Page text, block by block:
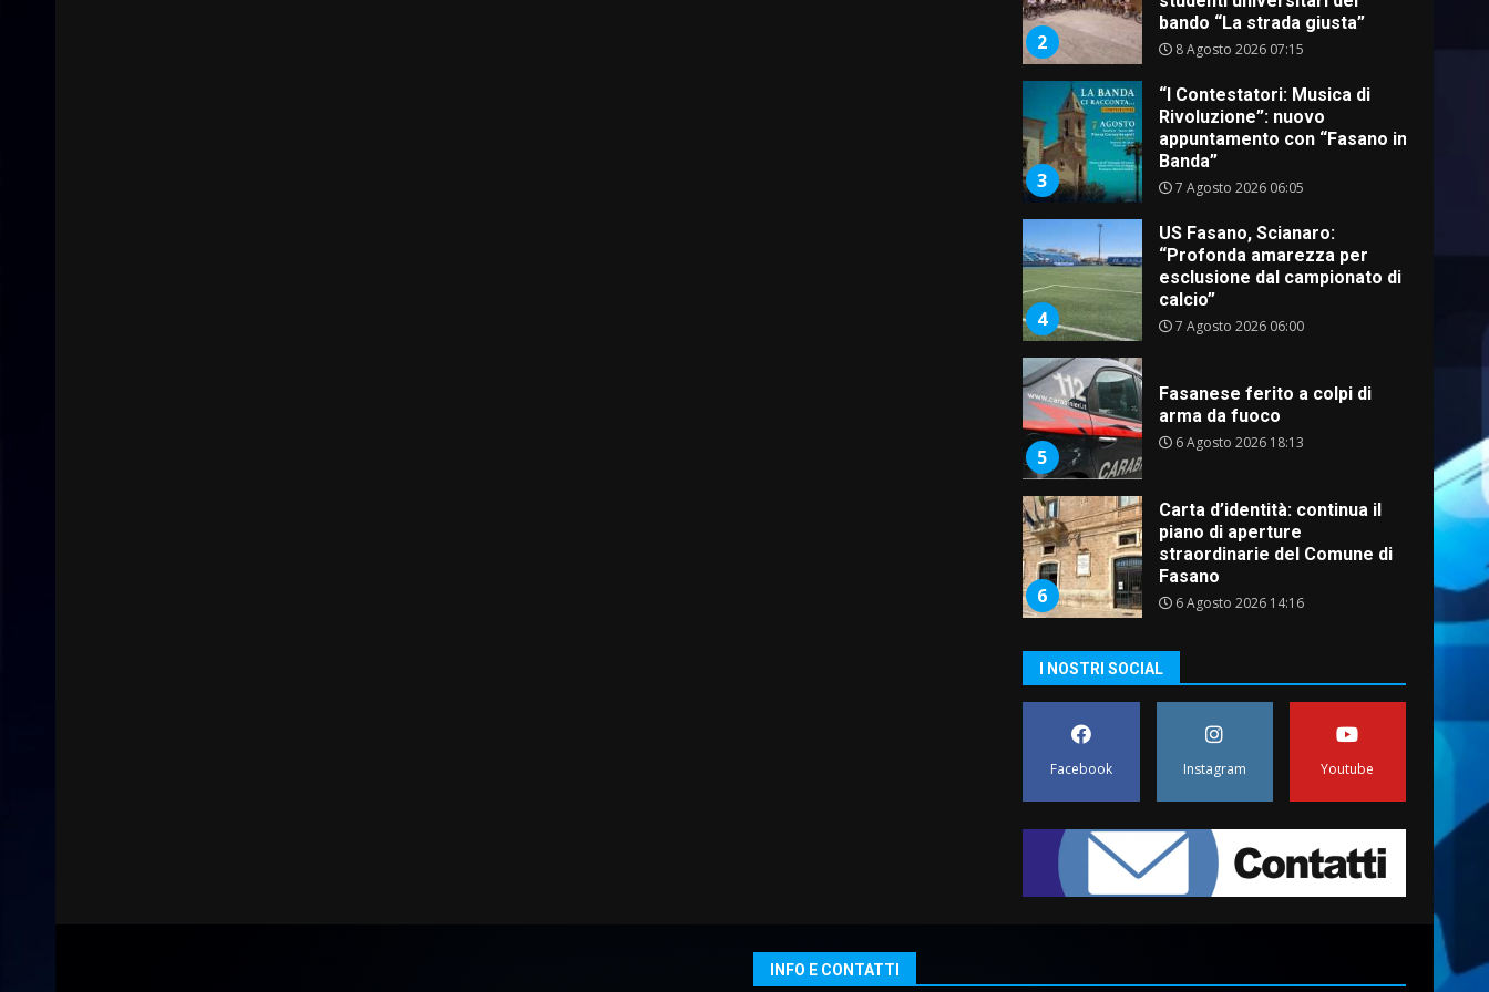
2
bando “La strada giusta”
8 Agosto 2026 07:15
3
“I Contestatori: Musica di
Rivoluzione”: nuovo
appuntamento con “Fasano in
Banda”
7 Agosto 2026 06:05
4
US Fasano, Scianaro:
“Profonda amarezza per
esclusione dal campionato di
calcio”
7 Agosto 2026 06:00
5
Fasanese ferito a colpi di
arma da fuoco
6 Agosto 2026 18:13
6
Carta d’identità: continua il
piano di aperture
straordinarie del Comune di
Fasano
6 Agosto 2026 14:16
Grazia Neglia, coordinatrice
cittadina di Fratelli d’Italia,
6 Agosto 2026 08:00
Savelletri in festa, domani
Uccio De Santis
8 Agosto 2026 07:30
I NOSTRI SOCIAL
Facebook Instagram Youtube
INFO E CONTATTI